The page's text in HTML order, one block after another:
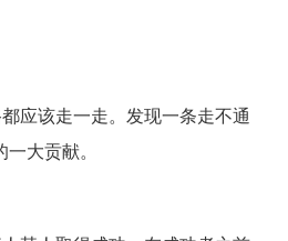
应该走一走。发现一条走不通
大贡献。